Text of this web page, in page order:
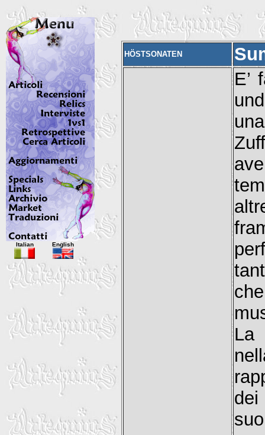
HÖSTSONATEN
E’
La
Italian English